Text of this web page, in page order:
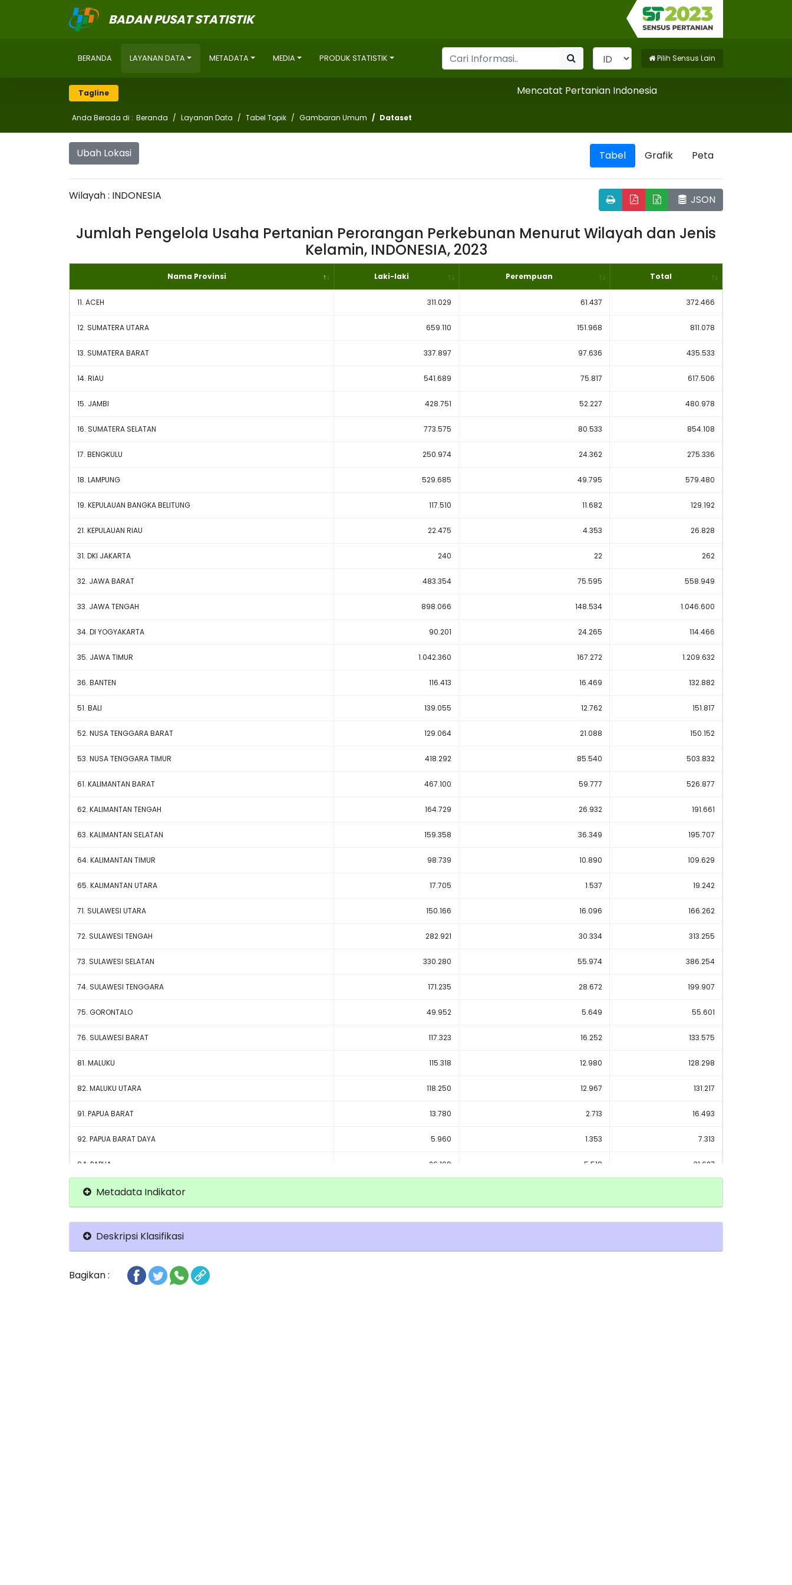
BADAN PUSAT STATISTIK
BERANDA LAYANAN DATA METADATA MEDIA PRODUK STATISTIK Pilih Sensus Lain
Tagline Mencatat Pertanian Indonesia
Anda Berada di : Beranda Layanan Data Tabel Topik Gambaran Umum Dataset
Ubah Lokasi Tabel Grafik Peta
Wilayah : INDONESIA JSON
Jumlah Pengelola Usaha Pertanian Perorangan Perkebunan Menurut Wilayah dan Jenis
Kelamin, INDONESIA, 2023
Nama Provinsi Laki-laki Perempuan Total
11. ACEH 311.029 61.437 372.466
12. SUMATERA UTARA 659.110 151.968 811.078
13. SUMATERA BARAT 337.897 97.636 435.533
14. RIAU 541.689 75.817 617.506
15. JAMBI 428.751 52.227 480.978
16. SUMATERA SELATAN 773.575 80.533 854.108
17. BENGKULU 250.974 24.362 275.336
18. LAMPUNG 529.685 49.795 579.480
19. KEPULAUAN BANGKA BELITUNG 117.510 11.682 129.192
21. KEPULAUAN RIAU 22.475 4.353 26.828
31. DKI JAKARTA 240 22 262
32. JAWA BARAT 483.354 75.595 558.949
33. JAWA TENGAH 898.066 148.534 1.046.600
34. DI YOGYAKARTA 90.201 24.265 114.466
35. JAWA TIMUR 1.042.360 167.272 1.209.632
36. BANTEN 116.413 16.469 132.882
51. BALI 139.055 12.762 151.817
52. NUSA TENGGARA BARAT 129.064 21.088 150.152
53. NUSA TENGGARA TIMUR 418.292 85.540 503.832
61. KALIMANTAN BARAT 467.100 59.777 526.877
62. KALIMANTAN TENGAH 164.729 26.932 191.661
63. KALIMANTAN SELATAN 159.358 36.349 195.707
64. KALIMANTAN TIMUR 98.739 10.890 109.629
65. KALIMANTAN UTARA 17.705 1.537 19.242
71. SULAWESI UTARA 150.166 16.096 166.262
72. SULAWESI TENGAH 282.921 30.334 313.255
73. SULAWESI SELATAN 330.280 55.974 386.254
74. SULAWESI TENGGARA 171.235 28.672 199.907
75. GORONTALO 49.952 5.649 55.601
76. SULAWESI BARAT 117.323 16.252 133.575
81. MALUKU 115.318 12.980 128.298
82. MALUKU UTARA 118.250 12.967 131.217
91. PAPUA BARAT 13.780 2.713 16.493
92. PAPUA BARAT DAYA 5.960 1.353 7.313
94. PAPUA 26.109 5.518 31.627
95. PAPUA SELATAN
97. PAPUA PEGUNUNGAN
Metadata Indikator
Deskripsi Klasifikasi
Bagikan :